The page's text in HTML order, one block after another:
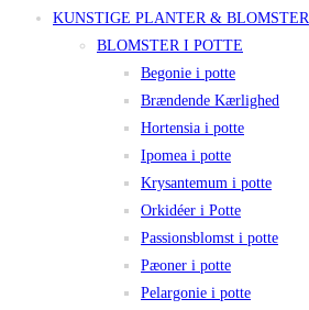
KUNSTIGE PLANTER & BLOMSTER
BLOMSTER I POTTE
Begonie i potte
Brændende Kærlighed
Hortensia i potte
Ipomea i potte
Krysantemum i potte
Orkidéer i Potte
Passionsblomst i potte
Pæoner i potte
Pelargonie i potte